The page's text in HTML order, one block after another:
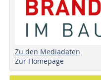
Zu den Mediadaten
Zur Homepage